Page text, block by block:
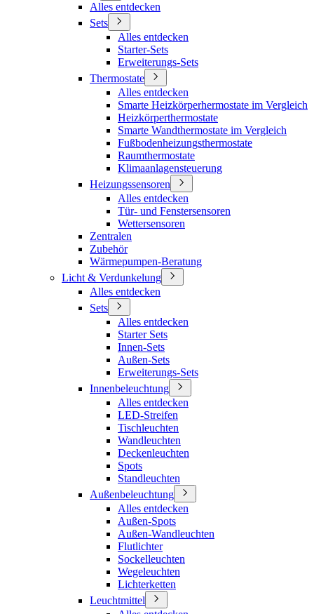
Alles entdecken
Sets
Alles entdecken
Starter-Sets
Erweiterungs-Sets
Thermostate
Alles entdecken
Smarte Heizkörperhermostate im Vergleich
Heizkörperthermostate
Smarte Wandthermostate im Vergleich
Fußbodenheizungsthermostate
Raumthermostate
Klimaanlagensteuerung
Heizungssensoren
Alles entdecken
Tür- und Fenstersensoren
Wettersensoren
Zentralen
Zubehör
Wärmepumpen-Beratung
Licht & Verdunkelung
Alles entdecken
Sets
Alles entdecken
Starter Sets
Innen-Sets
Außen-Sets
Erweiterungs-Sets
Innenbeleuchtung
Alles entdecken
LED-Streifen
Tischleuchten
Wandleuchten
Deckenleuchten
Spots
Standleuchten
Außenbeleuchtung
Alles entdecken
Außen-Spots
Außen-Wandleuchten
Flutlichter
Sockelleuchten
Wegeleuchten
Lichterketten
Leuchtmittel